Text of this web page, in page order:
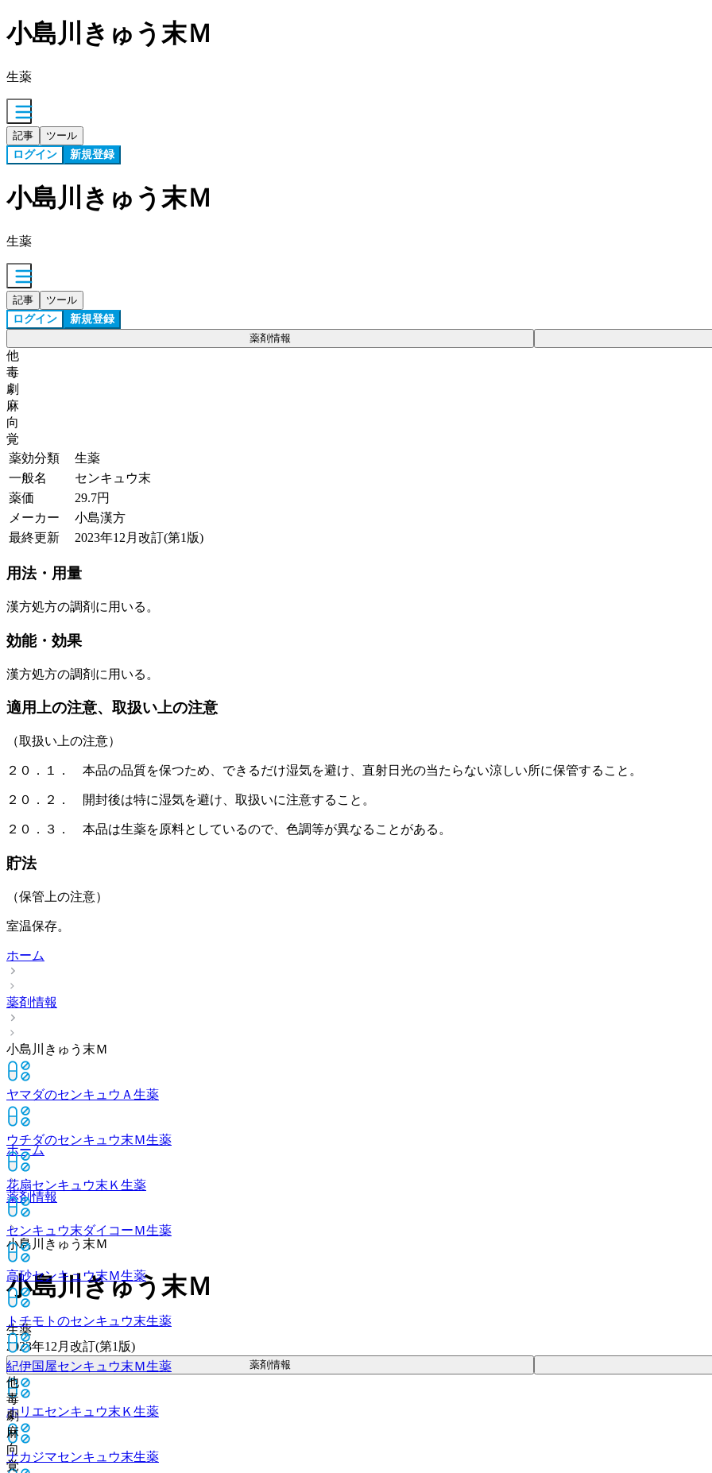
小島川きゅう末Ｍ
生薬
記事 ツール
ログイン 新規登録
小島川きゅう末Ｍ
生薬
記事 ツール
ログイン 新規登録
薬剤情報
他
毒
劇
麻
向
覚
薬効分類
生薬
一般名
センキュウ末
薬価
29.7円
メーカー
小島漢方
最終更新
2023年12月改訂(第1版)
用法・用量
漢方処方の調剤に用いる。
効能・効果
漢方処方の調剤に用いる。
適用上の注意、取扱い上の注意
（取扱い上の注意）
２０．１． 本品の品質を保つため、できるだけ湿気を避け、直射日光の当たらない涼しい所に保管すること。
２０．２． 開封後は特に湿気を避け、取扱いに注意すること。
２０．３． 本品は生薬を原料としているので、色調等が異なることがある。
貯法
（保管上の注意）
室温保存。
ホーム
薬剤情報
小島川きゅう末Ｍ
ヤマダのセンキュウＡ 生薬
ウチダのセンキュウ末Ｍ生薬
花扇センキュウ末Ｋ 生薬
センキュウ末ダイコーＭ生薬
高砂センキュウ末Ｍ生薬
トチモトのセンキュウ末生薬
紀伊国屋センキュウ末Ｍ生薬
ホリエセンキュウ末Ｋ 生薬
ナカジマセンキュウ末生薬
ホーム
薬剤情報
小島川きゅう末Ｍ
小島川きゅう末Ｍ
生薬
2023年12月改訂(第1版)
薬剤情報
他
毒
劇
麻
向
覚